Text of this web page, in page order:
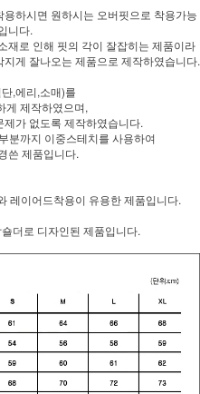
하시면 원하시는 오버핏으로 착용가능
니다.
재로 인해 핏의 각이 잘잡히는 제품이라
게 잘나오는 제품으로 제작하였습니다.
,에리,소매)를
게 제작하였으며,
가 없도록 제작하였습니다.
분까지 이중스테치를 사용하여
쓴 제품입니다.
레이어드착용이 유용한 제품입니다.
더로 디자인된 제품입니다.